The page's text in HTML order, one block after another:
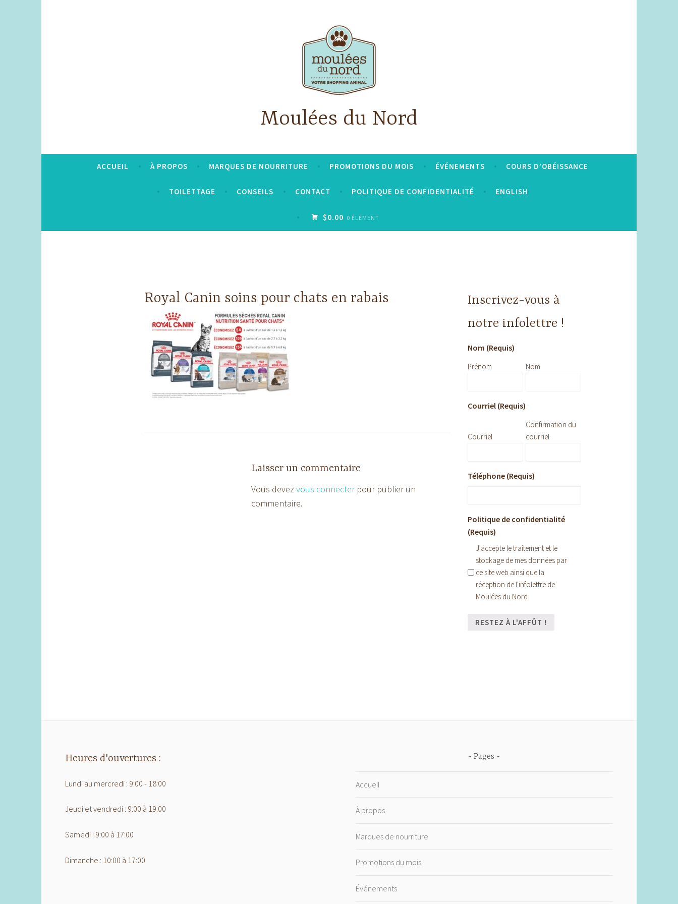
Moulées du Nord
ACCUEIL À PROPOS MARQUES DE NOURRITURE PROMOTIONS DU MOIS ÉVÉNEMENTS COURS D’OBÉISSANCE
TOILETTAGE CONSEILS CONTACT POLITIQUE DE CONFIDENTIALITÉ ENGLISH
$0.00 0 ÉLÉMENT
Royal Canin soins pour chats en rabais
Laisser un commentaire
Vous devezvous connecterpour publier un
commentaire.
Inscrivez-vous à
notre infolettre !
Nom (Requis)
Prénom Nom
Courriel (Requis)
Courriel
Confirmation du
courriel
Téléphone (Requis)
Politique de confidentialité
(Requis)
J'accepte le traitement et le
stockage de mes données par
ce site web ainsi que la
réception de l'infolettre de
Moulées du Nord.
Heures d'ouvertures :
Lundi au mercredi : 9:00 - 18:00
Jeudi et vendredi : 9:00 à 19:00
Samedi : 9:00 à 17:00
Dimanche : 10:00 à 17:00
Pages
Accueil
À propos
Marques de nourriture
Promotions du mois
Événements